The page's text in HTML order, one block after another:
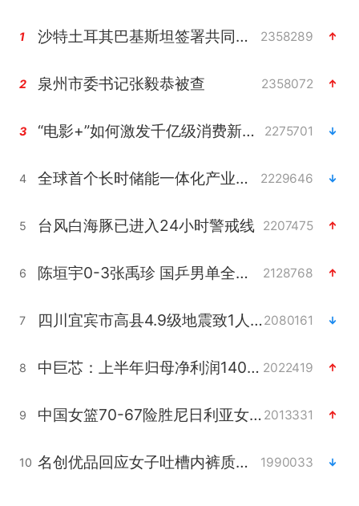
1 沙特土耳其巴基斯坦签署共同防务协议 2358289
2 泉州市委书记张毅恭被查 2358072
3 “电影+”如何激发千亿级消费新活力？ 2275701
4 全球首个长时储能一体化产业园量产 2229646
5 台风白海豚已进入24小时警戒线 2207475
6 陈垣宇0-3张禹珍 国乒男单全军覆没 2128768
7 四川宜宾市高县4.9级地震致1人死亡2080161
8 中巨芯：上半年归母净利润1405.77万元 2022419
9 中国女篮70-67险胜尼日利亚女篮 2013331
10 名创优品回应女子吐槽内裤质量差 1990033